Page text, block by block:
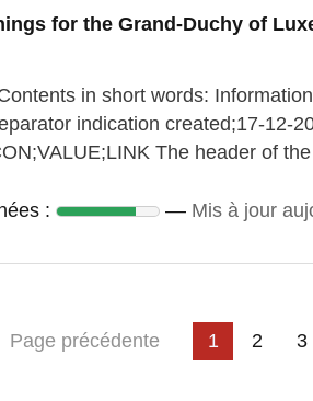
for the Grand-Duchy of
in short words:
indication created;17-12-
The header of
: Mis à jour
page
Page précédente 1 2 3